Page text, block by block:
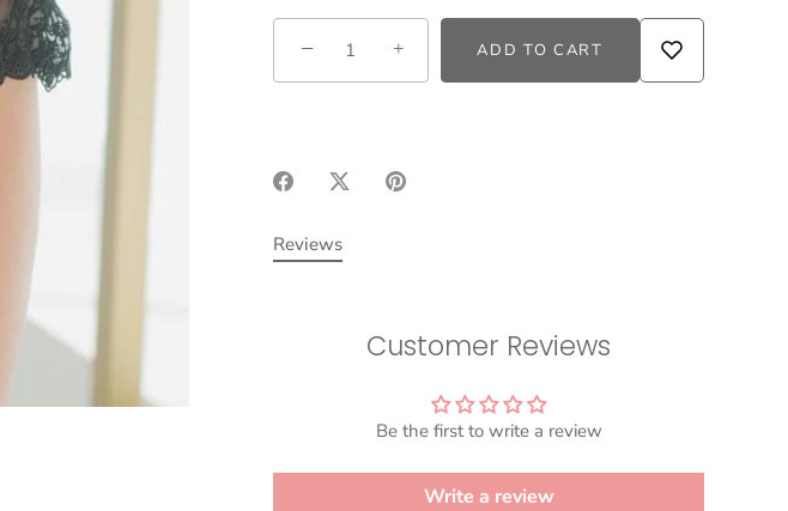
− + ADD TO CART
Share
Facebook
Share Pin
Reviews
Customer Reviews
Be the first to write a review
Write a review